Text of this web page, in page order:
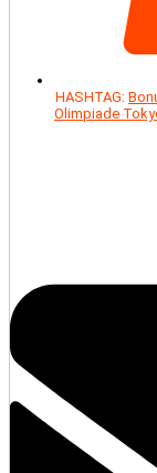
HASHTAG:
Olimpiade